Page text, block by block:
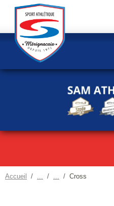
Accueil Cross
Panneau de gestion des cookies